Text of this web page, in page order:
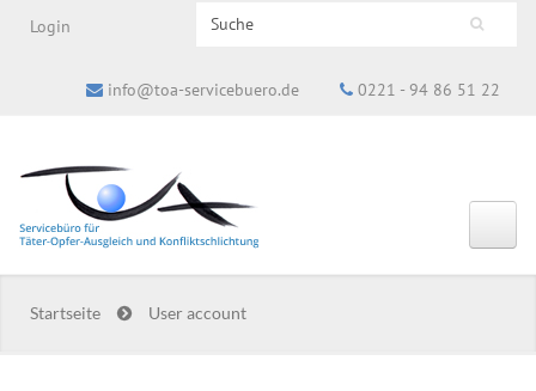
Login Suchformular
Search this site
info@toa-servicebuero.de 0221 - 94 86 51 22
Startseite User account